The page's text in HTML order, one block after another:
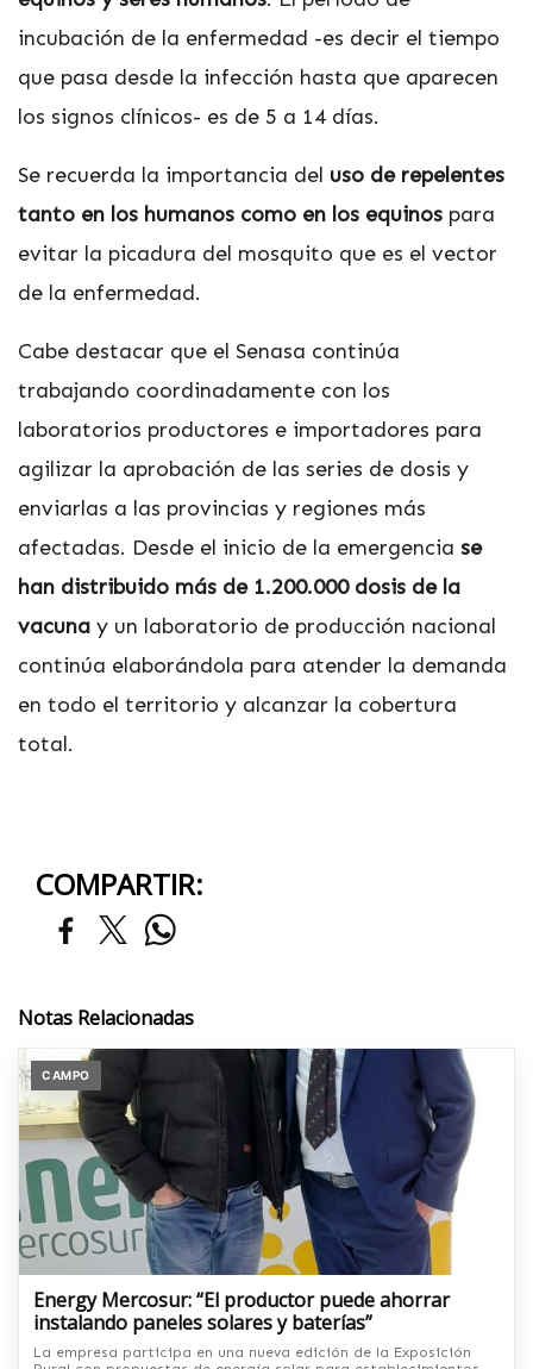
incubación de la enfermedad -es decir el tiempo
que pasa desde la infección hasta que aparecen
los signos clínicos- es de 5 a 14 días.
Se recuerda la importancia del uso de repelentes
tanto en los humanos como en los equinos para
evitar la picadura del mosquito que es el vector
de la enfermedad.
Cabe destacar que el Senasa continúa
trabajando coordinadamente con los
laboratorios productores e importadores para
agilizar la aprobación de las series de dosis y
enviarlas a las provincias y regiones más
afectadas. Desde el inicio de la emergencia se
han distribuido más de 1.200.000 dosis de la
vacuna y un laboratorio de producción nacional
continúa elaborándola para atender la demanda
en todo el territorio y alcanzar la cobertura
total.
COMPARTIR:
Notas Relacionadas
CAMPO
Energy Mercosur: “El productor puede ahorrar
instalando paneles solares y baterías”
La empresa participa en una nueva edición de la Exposición